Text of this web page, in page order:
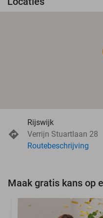
Rijswijk
Verrijn Stuartlaan 28
Routebeschrijving